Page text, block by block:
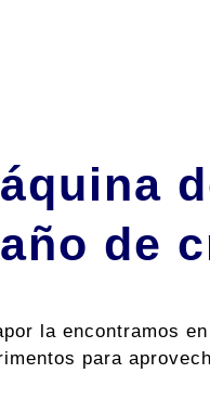
de
la encontramos
para